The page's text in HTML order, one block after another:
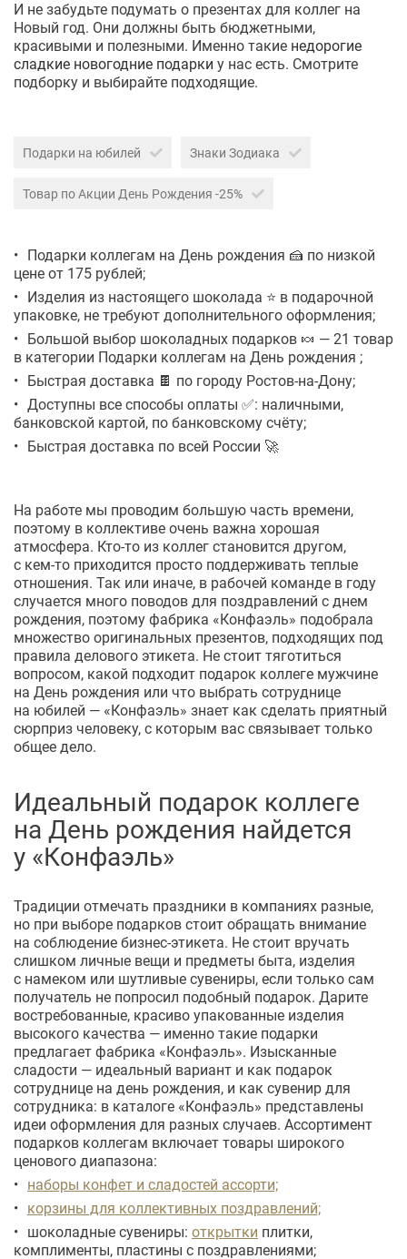
И не забудьте подумать о презентах для коллег на
Новый год. Они должны быть бюджетными,
красивыми и полезными. Именно такие недорогие
сладкие новогодние подарки у нас есть. Смотрите
подборку и выбирайте подходящие.
Подарки на юбилей Знаки Зодиака
Товар по Акции День Рождения -25%
Подарки коллегам на День рождения 🍰 по низкой
цене от 175 рублей;
Изделия из настоящего шоколада ⭐ в подарочной
упаковке, не требуют дополнительного оформления;
Большой выбор шоколадных подарков 🍬 — 21 товар
в категории Подарки коллегам на День рождения ;
Быстрая доставка 🍫 по городу Ростов-на-Дону;
Доступны все способы оплаты ✅: наличными,
банковской картой, по банковскому счёту;
Быстрая доставка по всей России 🚀
На работе мы проводим большую часть времени,
поэтому в коллективе очень важна хорошая
атмосфера. Кто-то из коллег становится другом,
с кем-то приходится просто поддерживать теплые
отношения. Так или иначе, в рабочей команде в году
случается много поводов для поздравлений с днем
рождения, поэтому фабрика «Конфаэль» подобрала
множество оригинальных презентов, подходящих под
правила делового этикета. Не стоит тяготиться
вопросом, какой подходит подарок коллеге мужчине
на День рождения или что выбрать сотруднице
на юбилей — «Конфаэль» знает как сделать приятный
сюрприз человеку, с которым вас связывает только
общее дело.
Идеальный подарок коллеге
на День рождения найдется
у «Конфаэль»
Традиции отмечать праздники в компаниях разные,
но при выборе подарков стоит обращать внимание
на соблюдениебизнес-этикета. Не стоит вручать
слишком личные вещи и предметы быта, изделия
с намеком или шутливые сувениры, если только сам
получатель не попросил подобный подарок. Дарите
востребованные, красиво упакованные изделия
высокого качества — именно такие подарки
предлагает фабрика «Конфаэль». Изысканные
сладости — идеальный вариант и как подарок
сотруднице на день рождения, и как сувенир для
сотрудника: в каталоге «Конфаэль» представлены
идеи оформления для разных случаев. Ассортимент
подарков коллегам включает товары широкого
ценового диапазона:
наборы конфет и сладостей ассорти;
корзины для коллективных поздравлений;
шоколадные сувениры: открытки плитки,
комплименты, пластины с поздравлениями;